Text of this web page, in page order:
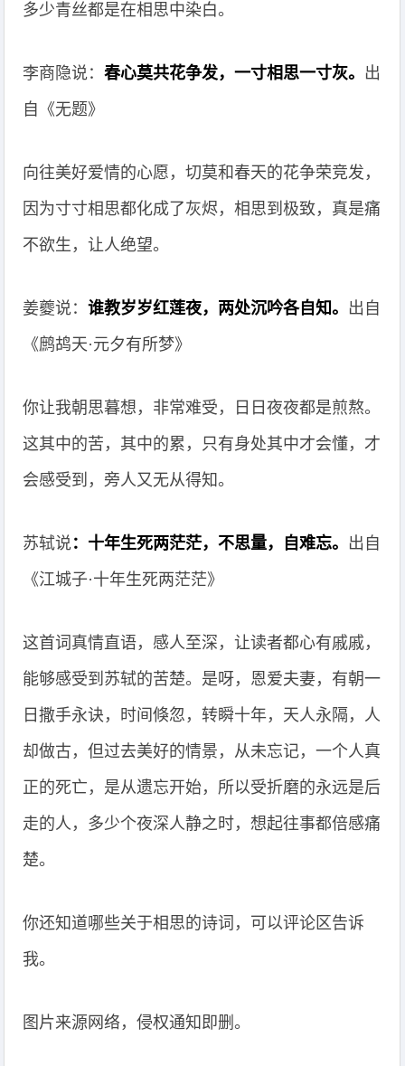
多少青丝都是在相思中染白。
李商隐说：春心莫共花争发，一寸相思一寸灰。 出
自《无题》
向往美好爱情的心愿，切莫和春天的花争荣竞发，
因为寸寸相思都化成了灰烬，相思到极致，真是痛
不欲生，让人绝望。
姜夔说：谁教岁岁红莲夜，两处沉吟各自知。 出自
《鹧鸪天·元夕有所梦》
你让我朝思暮想，非常难受，日日夜夜都是煎熬。
这其中的苦，其中的累，只有身处其中才会懂，才
会感受到，旁人又无从得知。
苏轼说：十年生死两茫茫，不思量，自难忘。 出自
《江城子·十年生死两茫茫》
这首词真情直语，感人至深，让读者都心有戚戚，
能够感受到苏轼的苦楚。是呀，恩爱夫妻，有朝一
日撒手永诀，时间倏忽，转瞬十年，天人永隔，人
却做古，但过去美好的情景，从未忘记，一个人真
正的死亡，是从遗忘开始，所以受折磨的永远是后
走的人，多少个夜深人静之时，想起往事都倍感痛
楚。
你还知道哪些关于相思的诗词，可以评论区告诉
我。
图片来源网络，侵权通知即删。